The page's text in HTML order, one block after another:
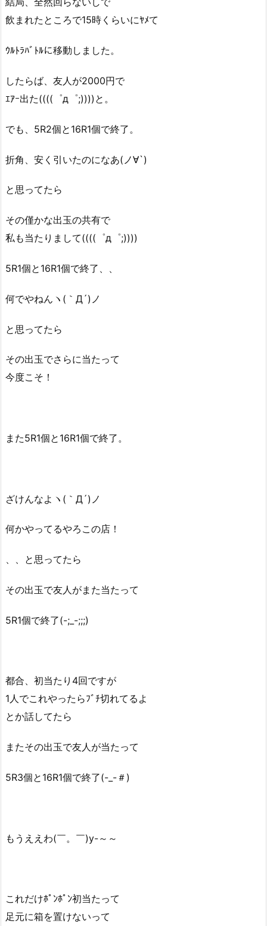
飲まれたところで15時くらいにﾔﾒて
ｳﾙﾄﾗﾊﾞﾄﾙに移動しました。
したらば、友人が2000円で
ｴｱｰ出た((((゜д゜;))))と。
でも、5R2個と16R1個で終了。
折角、安く引いたのになあ(ノ∀`)
と思ってたら
その僅かな出玉の共有で
私も当たりまして((((゜д゜;))))
5R1個と16R1個で終了、、
何でやねんヽ(｀Д´)ノ
と思ってたら
その出玉でさらに当たって
今度こそ！
また5R1個と16R1個で終了。
ざけんなよヽ(｀Д´)ノ
何かやってるやろこの店！
、、と思ってたら
その出玉で友人がまた当たって
5R1個で終了(-;_-;;;)
都合、初当たり4回ですが
1人でこれやったらﾌﾞﾁ切れてるよ
とか話してたら
またその出玉で友人が当たって
5R3個と16R1個で終了(-_-＃)
もうええわ(￣。￣)y-～～
これだけﾎﾟﾝﾎﾟﾝ初当たって
足元に箱を置けないって